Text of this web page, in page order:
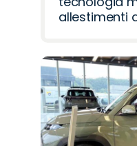
allestimenti